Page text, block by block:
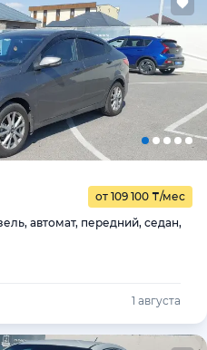
от 109 100 ₸/мес
автомат, передний, седан,
1 августа